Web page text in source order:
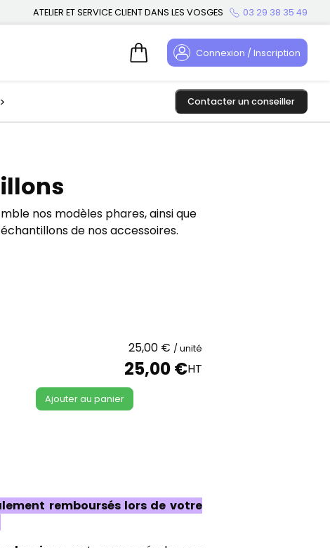
ATELIER ET SERVICE CLIENT DANS LES VOSGES 03 29 38 35 49
Connexion / Inscription
> Contacter un conseiller
nos modèles phares, ainsi que
de nos accessoires.
25,00 € / unité
25,00 €HT
Ajouter au panier
remboursés lors de votre